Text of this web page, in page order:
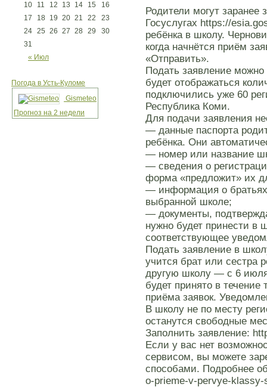
« Июл
10
11 12 13 14 15
16
17
18 19 20 21 22
23
24 25 26 27 28 29
30
31
Погода в Усть-Куломе
Gismeteo
Прогноз на 2 недели
Родители могут заранее
Госуслугах https://
ребёнка в школу.
когда начнётся приём
«Отправить».
Подать заявление можно
будет отображаться
подключились уже 60
Республика Коми.
Для подачи заявления
— данные паспорта
ребёнка. Они
— номер или название
— сведения о
форма «предложит» их
— информация о
выбранной школе;
— документы,
нужно будет принести в
соответствующее
Подать заявление в
учится брат или
другую школу — с 6
будет принято в
приёма заявок.
В школу не по месту
останутся свободные
Заполнить заявление:
Если у вас нет
сервисом, вы можете
способами. Подробнее
o-prieme-v-pervye-